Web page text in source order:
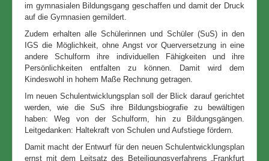
im gymnasialen Bildungsgang geschaffen und damit der Druck
auf die Gymnasien gemildert.
Zudem erhalten alle Schülerinnen und Schüler (SuS) in den
IGS die Möglichkeit, ohne Angst vor Querversetzung in eine
andere Schulform ihre individuellen Fähigkeiten und ihre
Persönlichkeiten entfalten zu können. Damit wird dem
Kindeswohl in hohem Maße Rechnung getragen.
Im neuen Schulentwicklungsplan soll der Blick darauf gerichtet
werden, wie die SuS ihre Bildungsbiografie zu bewältigen
haben: Weg von der Schulform, hin zu Bildungsgängen.
Leitgedanken: Haltekraft von Schulen und Aufstiege fördern.
Damit macht der Entwurf für den neuen Schulentwicklungsplan
ernst mit dem Leitsatz des Beteiligungsverfahrens „Frankfurt